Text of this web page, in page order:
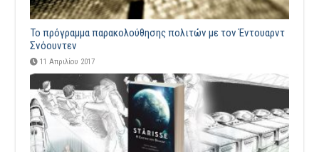
Το πρόγραμμα παρακολούθησης πολιτών με τον Έντουαρντ
Σνόουντεν
11 Απριλίου 2017